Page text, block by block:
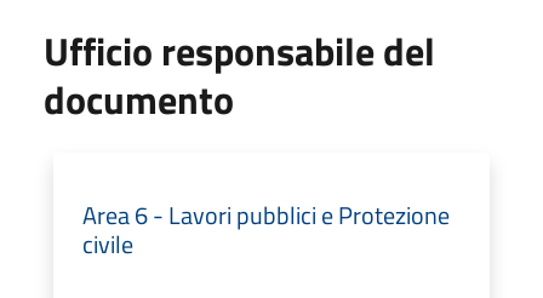
Ufficio responsabile del
documento
Area 6 - Lavori pubblici e Protezione
civile